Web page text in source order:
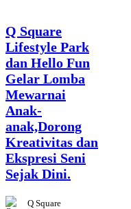
Q Square
Lifestyle Park
dan Hello Fun
Gelar Lomba
Mewarnai
Anak-
anak,Dorong
Kreativitas dan
Ekspresi Seni
Sejak Dini.
Q Square